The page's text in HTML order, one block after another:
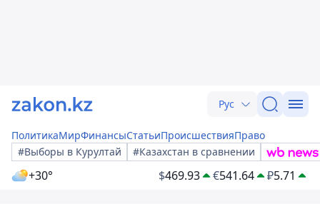
Рус
ПолитикаМирФинансыСтатьиПроисшествияПраво
#Выборы в Курултай
#Казахстан в сравнении
+30° $469.93 €541.64 ₽5.71